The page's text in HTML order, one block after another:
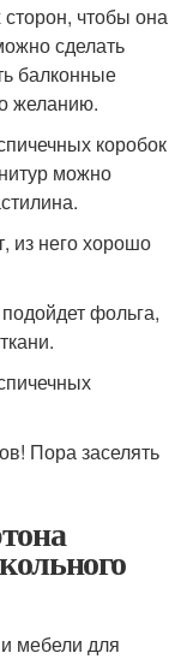
чтобы она
сделать
балконные
желанию.
коробок
можно
из него хорошо
фольга,
Пора заселять
мебели для